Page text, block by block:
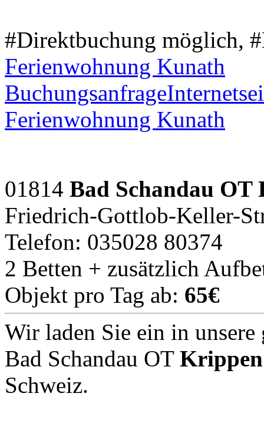
#Direktbuchung möglich,
Ferienwohnung Kunath
Buchungsanfrage
Ferienwohnung Kunath
01814 Bad Schandau OT
Friedrich-Gottlob-Keller-
Telefon: 035028 80374
2 Betten + zusätzlich
Objekt pro Tag ab: 65€
Wir laden Sie ein in
Bad Schandau OT Krippen
Schweiz.